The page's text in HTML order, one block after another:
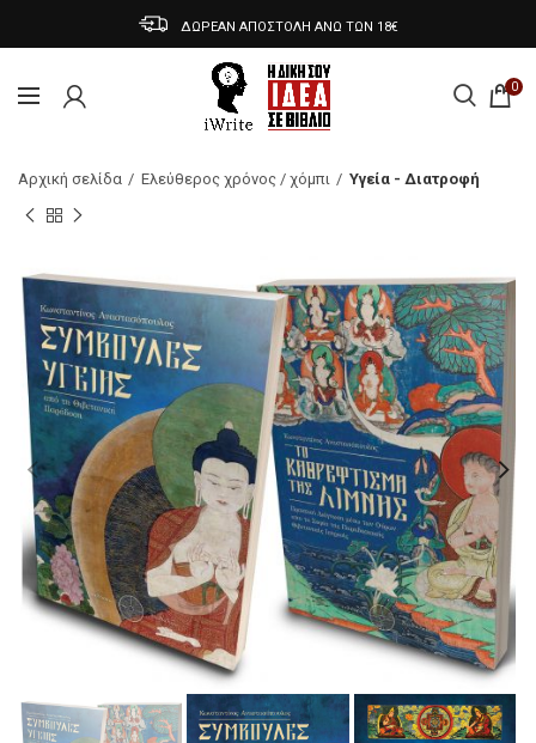
ΔΩΡΕΑΝ ΑΠΟΣΤΟΛΗ ΑΝΩ ΤΩΝ 18€
0
Αρχική σελίδα Ελεύθερος χρόνος / χόμπι Υγεία - Διατροφή